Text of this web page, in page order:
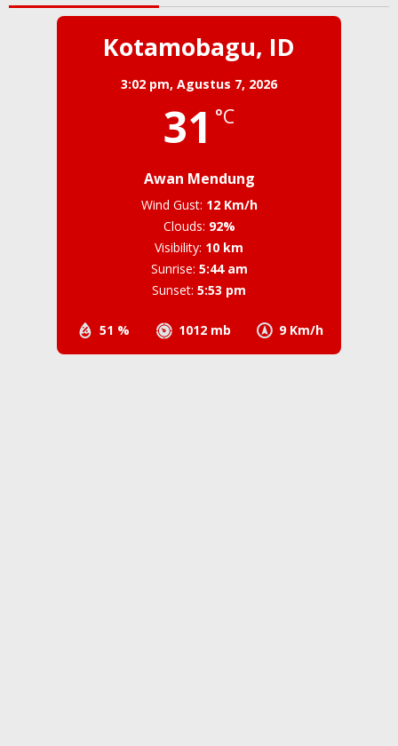
Kotamobagu, ID
3:02 pm, Agustus 7, 2026
31 °C
Awan Mendung
51 % 1012 mb 9 Km/h
Wind Gust: 12 Km/h
Clouds: 92%
Visibility: 10 km
Sunrise: 5:44 am
Sunset: 5:53 pm